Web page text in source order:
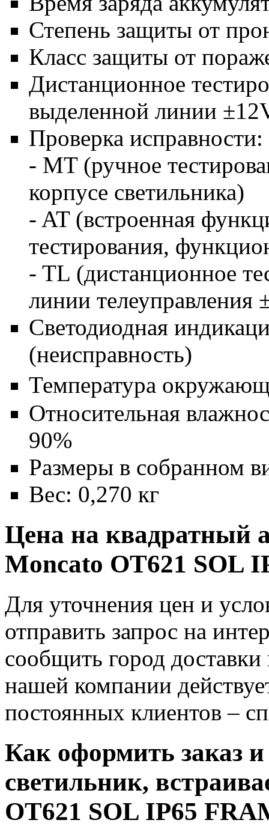
Степень защиты от
Класс защиты от
Дистанционное
выделенной линии
Проверка исправности:
- MT (ручное
корпусе светильника)
- AT (встроенная
тестирования,
- TL (дистанционное
линии телеуправления
Светодиодная
(неисправность)
Температура
Относительная
90%
Размеры в собранном
Вес: 0,270 кг
Цена на квадратный
Moncato OT621 SOL
Для уточнения цен и
отправить запрос на
сообщить город
нашей компании
постоянных клиентов –
Как оформить заказ
светильник,
OT621 SOL IP65